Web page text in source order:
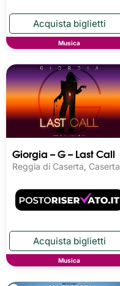
Musica
Giorgia – G – Last Call
Reggia di Caserta, Caserta
Musica